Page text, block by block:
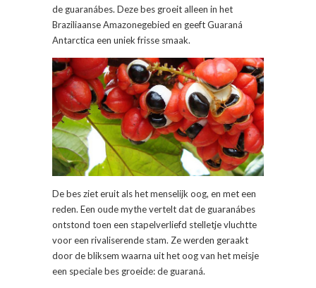
de guaranábes. Deze bes groeit alleen in het
Braziliaanse Amazonegebied en geeft Guaraná
Antarctica een uniek frisse smaak.
De bes ziet eruit als het menselijk oog, en met een
reden. Een oude mythe vertelt dat de guaranábes
ontstond toen een stapelverliefd stelletje vluchtte
voor een rivaliserende stam. Ze werden geraakt
door de bliksem waarna uit het oog van het meisje
een speciale bes groeide: de guaraná.